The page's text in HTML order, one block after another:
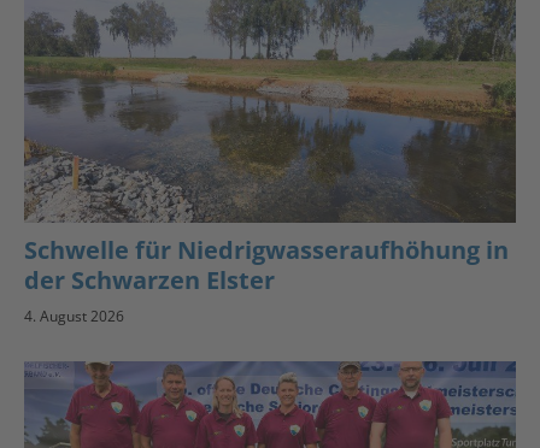
Schwelle für Niedrigwasseraufhöhung in
der Schwarzen Elster
4. August 2026